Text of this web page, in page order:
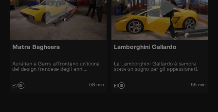
Matra Bagheera
Aurélien e Gerry affrontano un'icona
del design francese degli anni
E2 58 min
Lamborghini Gallardo
La Lamborghini Gallardo è sempre
stata un sogno per gli appassionati.
E1 55 min